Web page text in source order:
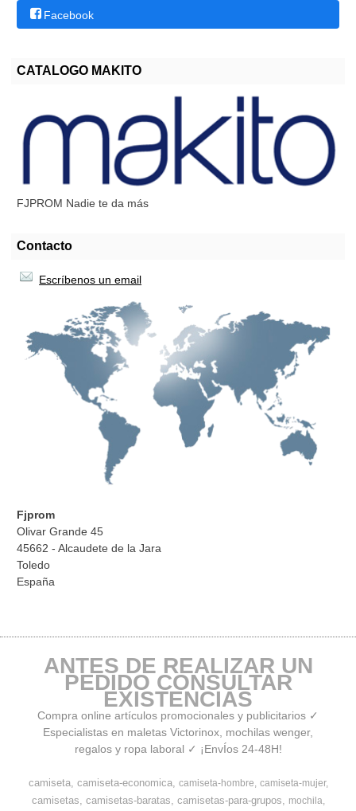
Facebook
CATALOGO MAKITO
FJPROM Nadie te da más
Contacto
Escríbenos un email
Fjprom
Olivar Grande 45
45662 - Alcaudete de la Jara
Toledo
España
ANTES DE REALIZAR UN
PEDIDO CONSULTAR
EXISTENCIAS
Compra online artículos promocionales y publicitarios ✓
Especialistas en maletas Victorinox, mochilas wenger,
regalos y ropa laboral ✓ ¡EnvÍos 24-48H!
camiseta camiseta-economica camiseta-hombre camiseta-mujer
camisetas camisetas-baratas camisetas-para-grupos
mochila